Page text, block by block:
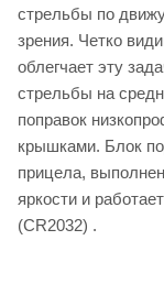
стрельбы по
зрения. Четко
облегчает эту
стрельбы на
поправок
крышками. Блок
прицела,
яркости и
(CR2032) .